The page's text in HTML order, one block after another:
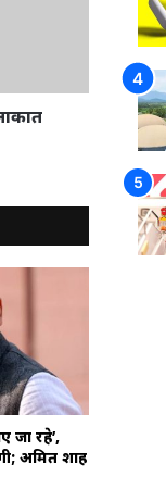
जा रहे’,
अमित शाह